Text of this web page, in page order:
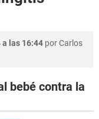
a las 16:44 porCarlos
bebé contra la